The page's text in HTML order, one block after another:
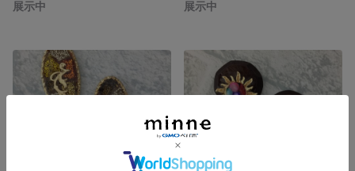
展示中 展示中